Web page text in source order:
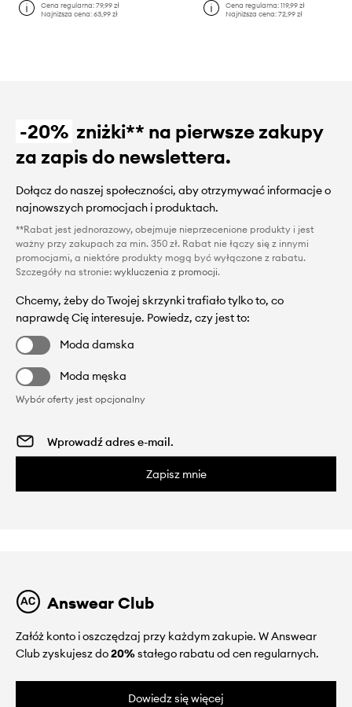
Cena regularna:79,99 zł
Najniższa cena:63,99 zł
Cena regularna: 119,99 zł
Najniższa cena: 72,99 zł
-20% zniżki** na pierwsze zakupy
za zapis do newslettera.
Dołącz do naszej społeczności, aby otrzymywać informacje o
najnowszych promocjach i produktach.
**Rabat jest jednorazowy, obejmuje nieprzecenione produkty i jest
ważny przy zakupach za min. 350 zł. Rabat nie łączy się z innymi
promocjami, a niektóre produkty mogą być wyłączone z rabatu.
Szczegóły na stronie: wykluczenia z promocji.
Chcemy, żeby do Twojej skrzynki trafiało tylko to, co
naprawdę Cię interesuje. Powiedz, czy jest to:
Moda damska
Moda męska
Wybór oferty jest opcjonalny
Zapisz mnie
Answear Club
Załóż konto i oszczędzaj przy każdym zakupie. W Answear
Club zyskujesz do20%stałego rabatu od cen regularnych.
Dowiedz się więcej